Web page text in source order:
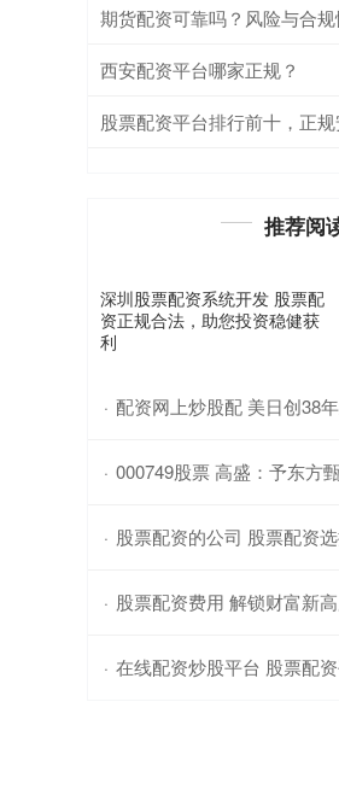
期货配资可靠吗？风险与合
西安配资平台哪家正规？
股票配资平台排行前十，正
推荐阅
深圳股票配资系统开发 股票配
资正规合法，助您投资稳健获
利
· 配资网上炒股配 美日创38年新高后未来
· 000749股票 高盛：予东方甄选“中性
· 股票配资的公司 股票配资选择指南
· 股票配资费用 解锁财富新高度：最新
· 在线配资炒股平台 股票配资平台